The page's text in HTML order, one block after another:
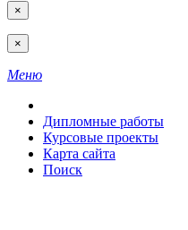
×
×
Меню
Дипломные работы
Курсовые проекты
Карта сайта
Поиск